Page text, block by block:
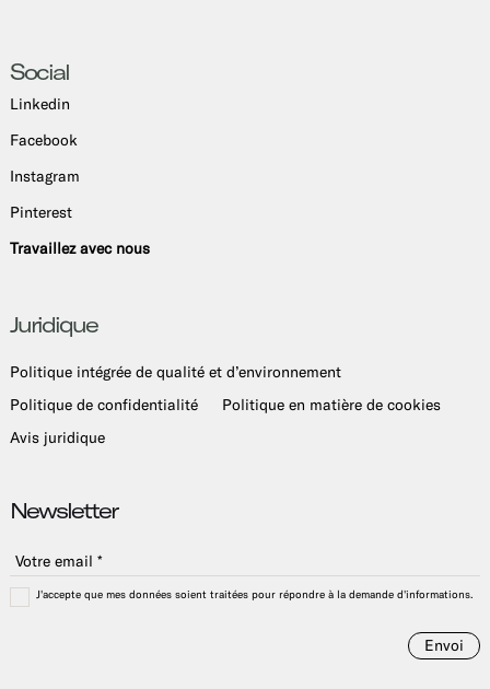
Social
Linkedin
Facebook
Instagram
Pinterest
Travaillez avec nous
Juridique
Politique intégrée de qualité et d’environnement
Politique de confidentialité
Politique en matière de cookies
Avis juridique
Newsletter
J'accepte que mes données soient traitées pour répondre à la demande d'informations.
Envoi